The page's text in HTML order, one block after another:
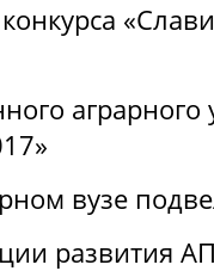
вузе
развития